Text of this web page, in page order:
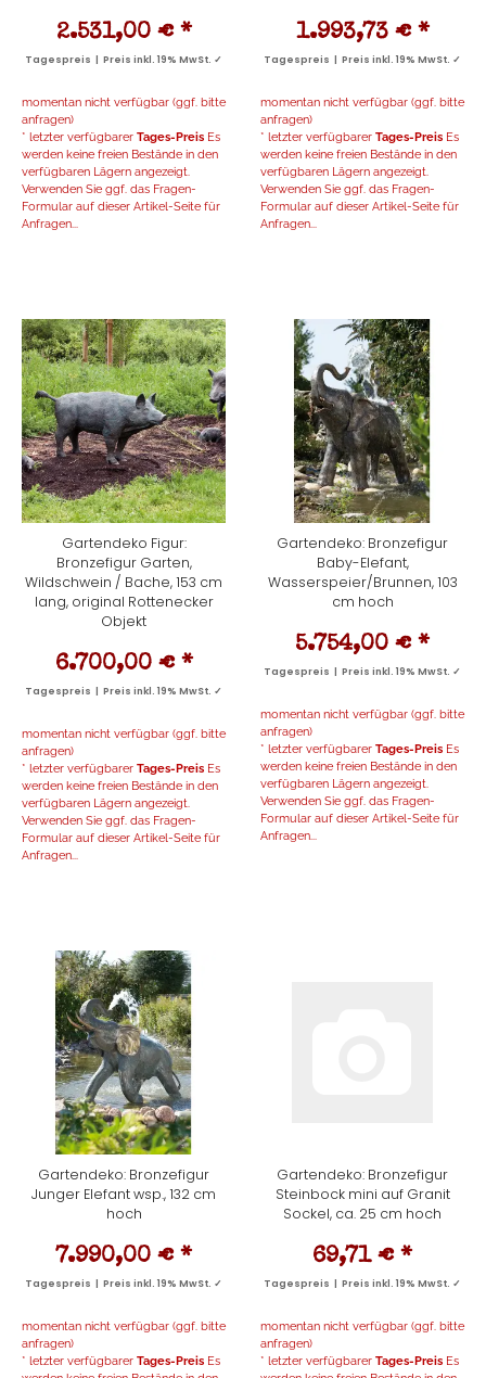
2.531,00 € *
Tagespreis | Preis inkl. 19% MwSt. ✓
momentan nicht verfügbar (ggf. bitte
anfragen)
* letzter verfügbarer Tages-Preis Es
werden keine freien Bestände in den
verfügbaren Lägern angezeigt.
Verwenden Sie ggf. das Fragen-
Formular auf dieser Artikel-Seite für
Anfragen...
1.993,73 € *
Tagespreis | Preis inkl. 19% MwSt. ✓
momentan nicht verfügbar (ggf. bitte
anfragen)
* letzter verfügbarer Tages-Preis Es
werden keine freien Bestände in den
verfügbaren Lägern angezeigt.
Verwenden Sie ggf. das Fragen-
Formular auf dieser Artikel-Seite für
Anfragen...
Gartendeko Figur:
Bronzefigur Garten,
Wildschwein / Bache, 153 cm
lang, original Rottenecker
Objekt
6.700,00 € *
Tagespreis | Preis inkl. 19% MwSt. ✓
momentan nicht verfügbar (ggf. bitte
anfragen)
* letzter verfügbarer Tages-Preis Es
werden keine freien Bestände in den
verfügbaren Lägern angezeigt.
Verwenden Sie ggf. das Fragen-
Formular auf dieser Artikel-Seite für
Anfragen...
Gartendeko: Bronzefigur
Baby-Elefant,
Wasserspeier/Brunnen, 103
cm hoch
5.754,00 € *
Tagespreis | Preis inkl. 19% MwSt. ✓
momentan nicht verfügbar (ggf. bitte
anfragen)
* letzter verfügbarer Tages-Preis Es
werden keine freien Bestände in den
verfügbaren Lägern angezeigt.
Verwenden Sie ggf. das Fragen-
Formular auf dieser Artikel-Seite für
Anfragen...
Gartendeko: Bronzefigur
Junger Elefant wsp., 132 cm
hoch
7.990,00 € *
Tagespreis | Preis inkl. 19% MwSt. ✓
momentan nicht verfügbar (ggf. bitte
anfragen)
* letzter verfügbarer Tages-Preis Es
Gartendeko: Bronzefigur
Steinbock mini auf Granit
Sockel, ca. 25 cm hoch
69,71 € *
Tagespreis | Preis inkl. 19% MwSt. ✓
momentan nicht verfügbar (ggf. bitte
anfragen)
* letzter verfügbarer Tages-Preis Es